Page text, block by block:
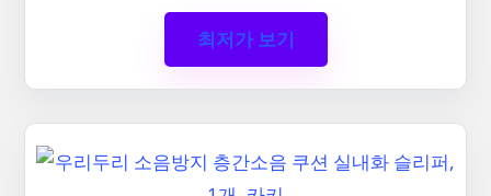
최저가 보기